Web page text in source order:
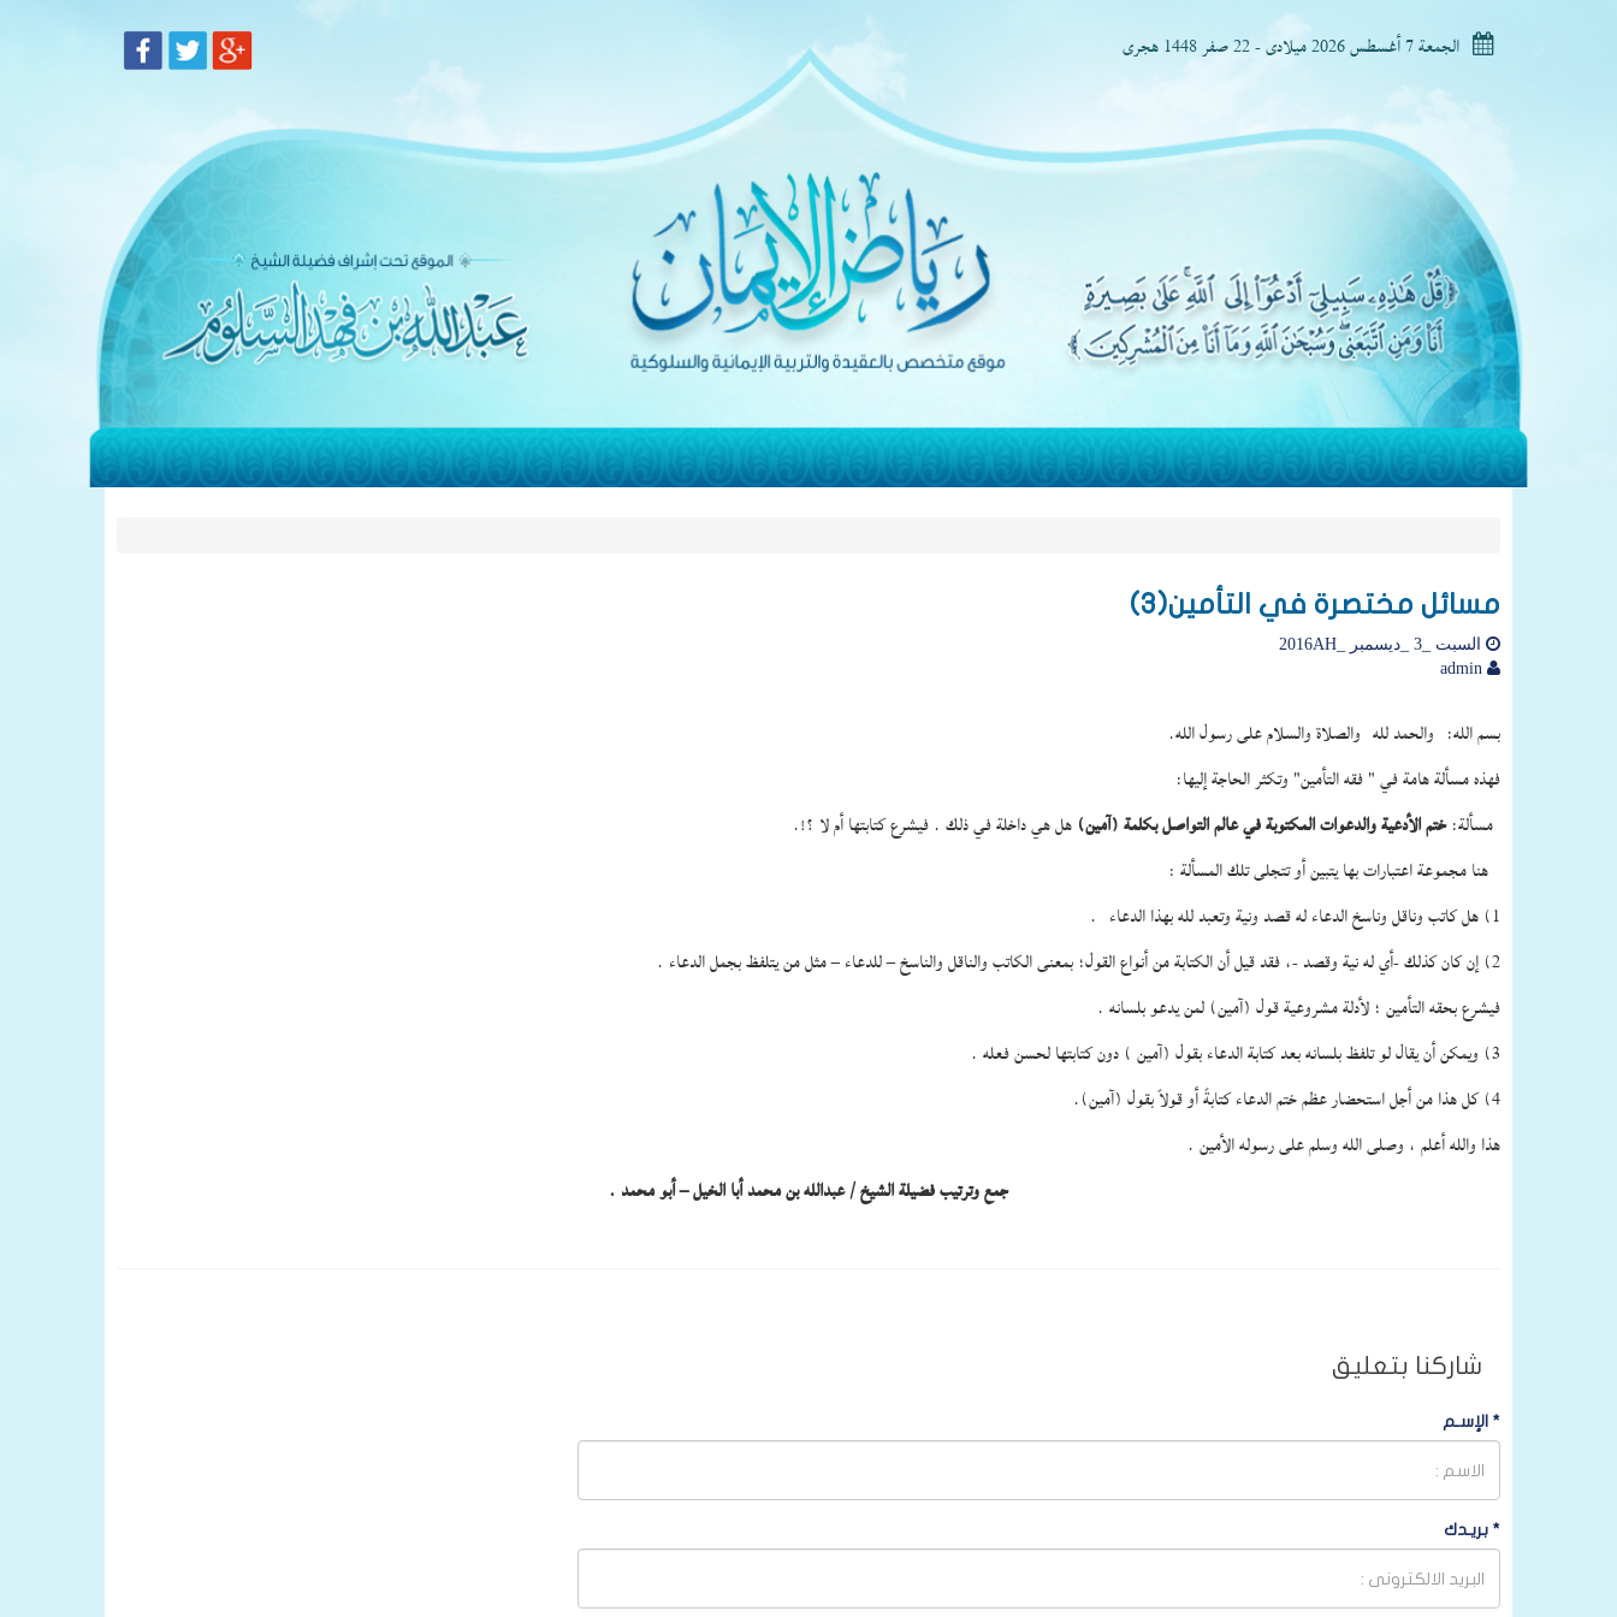
الجمعة 7 أغسطس 2026 ميلادى - 22 صفر 1448 هجرى
مسائل مختصرة في التأمين(3)
السبت _3 _ديسمبر _2016AH
بسم الله: والحمد لله والصلاة والسلام على رسول الله.
فهذه مسألة هامة في " فقه التأمين" وتكثر الحاجة إليها:
مسألة:ختم الأدعية والدعوات المكتوبة في عالم التواصل بكلمة (آمين) هل هي داخلة في ذلك . فيشرع كتابتها أم لا ؟!.
هنا مجموعة اعتبارات بها يتبين أو تتجلى تلك المسألة :
1) هل كاتب وناقل وناسخ الدعاء له قصد ونية وتعبد لله بهذا الدعاء .
2) إن كان كذلك -أي له نية وقصد -، فقد قيل أن الكتابة من أنواع القول؛ بمعنى الكاتب والناقل والناسخ – للدعاء – مثل من يتلفظ بجمل الدعاء .
فيشرع بحقه التأمين ؛ لأدلة مشروعية قول (آمين) لمن يدعو بلسانه .
3) ويمكن أن يقال لو تلفظ بلسانه بعد كتابة الدعاء بقول (آمين ) دون كتابتها لحسن فعله .
4) كل هذا من أجل استحضار عظم ختم الدعاء كتابةً أو قولاً بقول (آمين).
هذا والله أعلم ، وصلى الله وسلم على رسوله الأمين .
جمع وترتيب فضيلة الشيخ / عبدالله بن محمد أبا الخيل – أبو محمد .
شاركنا بتعليق
* الإسـم
* بريـدك